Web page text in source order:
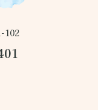
102